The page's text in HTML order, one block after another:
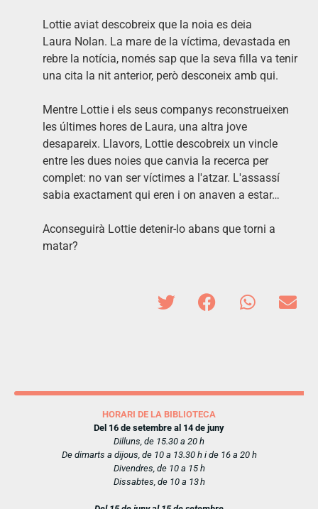
Lottie aviat descobreix que la noia es deia
Laura Nolan. La mare de la víctima, devastada en
rebre la notícia, només sap que la seva filla va tenir
una cita la nit anterior, però desconeix amb qui.
Mentre Lottie i els seus companys reconstrueixen
les últimes hores de Laura, una altra jove
desapareix. Llavors, Lottie descobreix un vincle
entre les dues noies que canvia la recerca per
complet: no van ser víctimes a l'atzar. L'assassí
sabia exactament qui eren i on anaven a estar…
Aconseguirà Lottie detenir-lo abans que torni a
matar?
HORARI DE LA BIBLIOTECA
Del 16 de setembre al 14 de juny
Dilluns, de 15.30 a 20 h
De dimarts a dijous, de 10 a 13.30 h i de 16 a 20 h
Divendres, de 10 a 15 h
Dissabtes, de 10 a 13 h